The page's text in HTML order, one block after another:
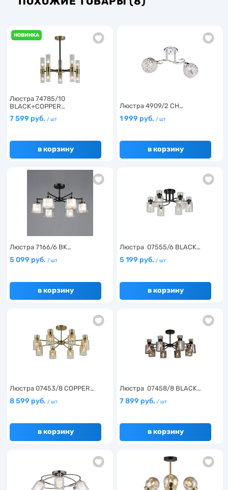
НОВИНКА
Люстра 74785/10
BLACK+COPPER…
7 599 руб. / шт
в корзину
Люстра 4909/2 CH…
1 999 руб. / шт
в корзину
Люстра 7166/6 BK…
5 099 руб. / шт
в корзину
Люстра 07555/6 BLACK…
5 199 руб. / шт
в корзину
Люстра 07453/8 COPPER…
8 599 руб. / шт
в корзину
Люстра 07458/8 BLACK…
7 899 руб. / шт
в корзину